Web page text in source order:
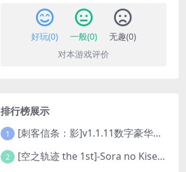
好玩(0) 一般(0) 无趣(0)
对本游戏评价
排行榜展示
1 [刺客信条：影]v1.1.11数字豪华版全DLC
2 [空之轨迹 the 1st]-Sora no Kiseki the 1st-更新至v1.06.4-全DLC